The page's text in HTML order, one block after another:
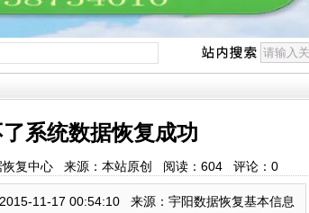
系统数据恢复成功
复中心 来源：本站原创 阅读： 604评论： 0
11-17 00:54:10 来源：宇阳数据恢复基本信息